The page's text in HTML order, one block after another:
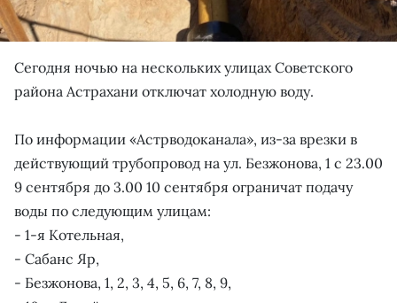
Сегодня ночью на нескольких улицах Советского
района Астрахани отключат холодную воду.
По информации «Астрводоканала», из-за врезки в
действующий трубопровод на ул. Безжонова, 1 с 23.00
9 сентября до 3.00 10 сентября ограничат подачу
воды по следующим улицам:
- 1-я Котельная,
- Сабанс Яр,
- Безжонова, 1, 2, 3, 4, 5, 6, 7, 8, 9,